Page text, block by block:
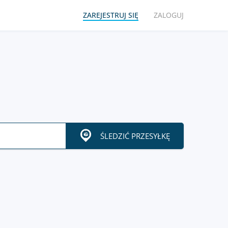
ZAREJESTRUJ SIĘ ZALOGUJ
ŚLEDZIĆ PRZESYŁKĘ